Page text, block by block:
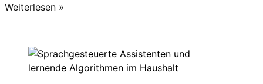
Weiterlesen »